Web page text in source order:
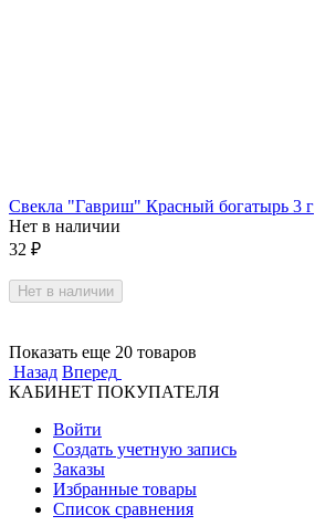
Свекла "Гавриш" Красный богатырь 3 г
Нет в наличии
32 ₽
Нет в наличии
Показать еще 20 товаров
Назад Вперед
КАБИНЕТ ПОКУПАТЕЛЯ
Войти
Создать учетную запись
Заказы
Избранные товары
Список сравнения